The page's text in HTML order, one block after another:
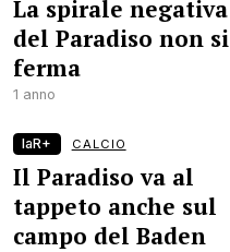
La spirale negativa
del Paradiso non si
ferma
1 anno
laR+ CALCIO
Il Paradiso va al
tappeto anche sul
campo del Baden